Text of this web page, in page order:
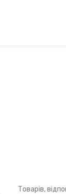
Товарів,